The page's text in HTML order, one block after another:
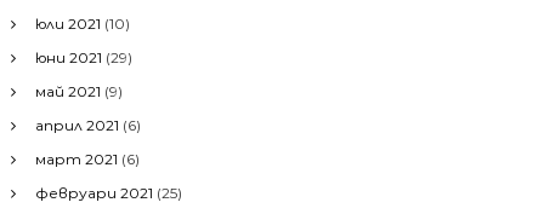
юли 2021 (10)
юни 2021 (29)
май 2021 (9)
април 2021 (6)
март 2021 (6)
февруари 2021 (25)